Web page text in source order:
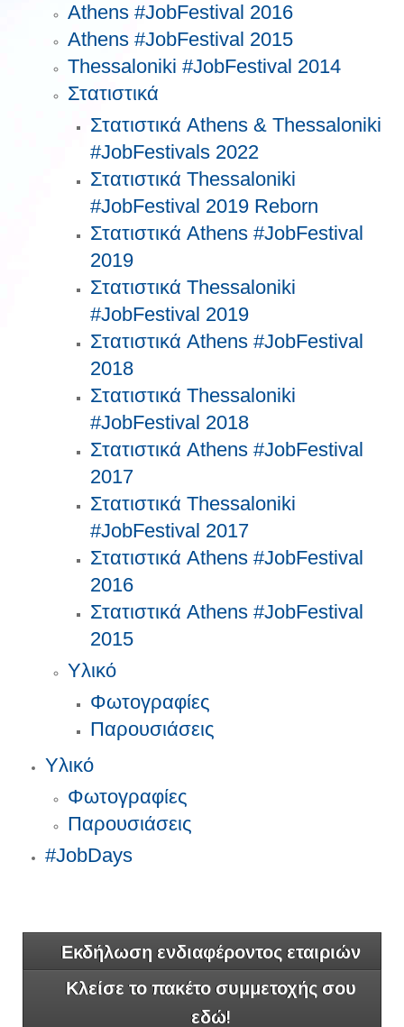
Athens #JobFestival 2016
Athens #JobFestival 2015
Thessaloniki #JobFestival 2014
Στατιστικά
Στατιστικά Athens & Thessaloniki
#JobFestivals 2022
Στατιστικά Thessaloniki
#JobFestival 2019 Reborn
Στατιστικά Athens #JobFestival
2019
Στατιστικά Thessaloniki
#JobFestival 2019
Στατιστικά Athens #JobFestival
2018
Στατιστικά Thessaloniki
#JobFestival 2018
Στατιστικά Athens #JobFestival
2017
Στατιστικά Thessaloniki
#JobFestival 2017
Στατιστικά Athens #JobFestival
2016
Στατιστικά Athens #JobFestival
2015
Υλικό
Φωτογραφίες
Παρουσιάσεις
Υλικό
Φωτογραφίες
Παρουσιάσεις
#JobDays
Εκδήλωση ενδιαφέροντος εταιριών
Κλείσε το πακέτο συμμετοχής σου
εδώ!